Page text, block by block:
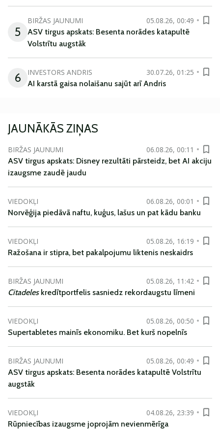
5
BIRŽAS JAUNUMI
05.08.26, 00:49
ASV tirgus apskats: Besenta norādes katapultē
Volstrītu augstāk
6 INVESTORS ANDRIS
30.07.26, 01:25
AI karstā gaisa nolaišanu sajūt arī Andris
JAUNĀKĀS ZIŅAS
BIRŽAS JAUNUMI
06.08.26, 00:11
ASV tirgus apskats: Disney rezultāti pārsteidz, bet AI akciju
izaugsme zaudē jaudu
VIEDOKĻI
06.08.26, 00:01
Norvēģija piedāvā naftu, kuģus, lašus un pat kādu banku
VIEDOKĻI
05.08.26, 16:19
Ražošana ir stipra, bet pakalpojumu liktenis neskaidrs
BIRŽAS JAUNUMI
05.08.26, 11:42
Citadeleskredītportfelis sasniedz rekordaugstu līmeni
VIEDOKĻI
05.08.26, 00:50
Supertabletes mainīs ekonomiku. Bet kurš nopelnīs
BIRŽAS JAUNUMI
05.08.26, 00:49
ASV tirgus apskats: Besenta norādes katapultē Volstrītu
augstāk
VIEDOKĻI
04.08.26, 23:39
Rūpniecības izaugsme joprojām nevienmērīga